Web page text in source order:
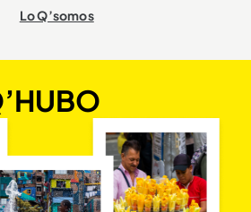
Lo Q’somos